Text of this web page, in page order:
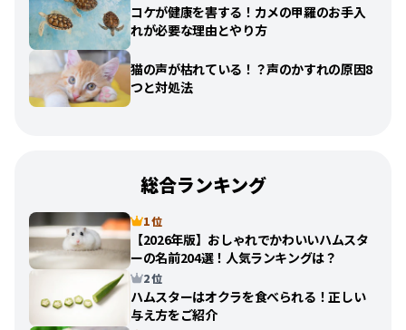
コケが健康を害する！カメの甲羅のお手入
れが必要な理由とやり方
猫の声が枯れている！？声のかすれの原因8
つと対処法
総合ランキング
1 位
【2026年版】おしゃれでかわいいハムスタ
ーの名前204選！人気ランキングは？
2 位
ハムスターはオクラを食べられる！正しい
与え方をご紹介